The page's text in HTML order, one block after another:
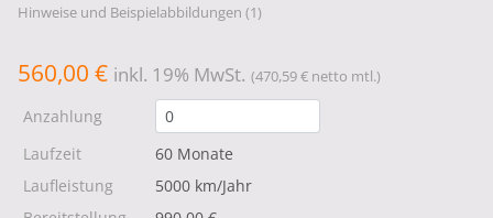
Hinweise und Beispielabbildungen (1)
560,00 € inkl. 19% MwSt. (470,59 € netto mtl.)
Anzahlung
Laufzeit
60 Monate
Laufleistung
5000 km/Jahr